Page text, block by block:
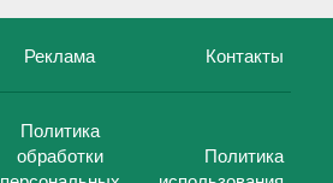
Реклама Контакты
Политика
обработки
Политика